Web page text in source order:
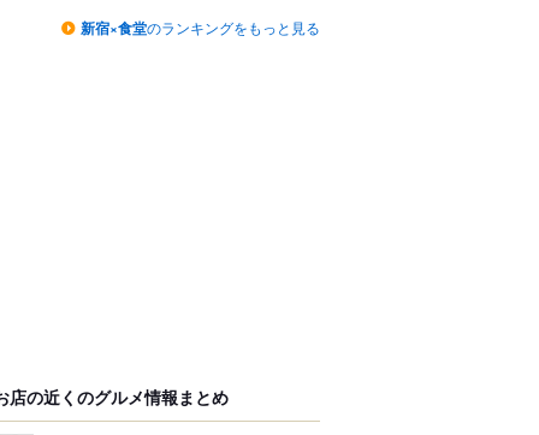
新宿×食堂のランキングをもっと見る
店の近くのグルメ情報まとめ